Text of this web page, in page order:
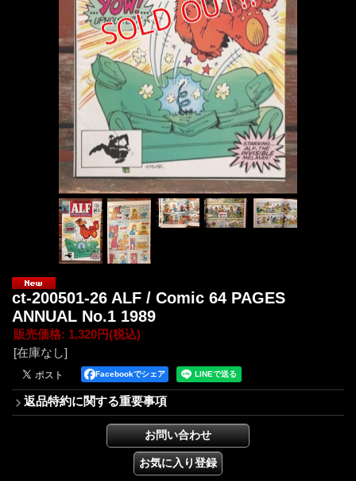
ct-200501-26 ALF / Comic 64 PAGES
ANNUAL No.1 1989
販売価格: 1,320円(税込)
[在庫なし]
Facebookでシェア
返品特約に関する重要事項